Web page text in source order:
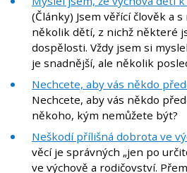
(Články) Jsem věřící člověk a
několik dětí, z nichž některé
dospělosti. Vždy jsem si
je snadnější, ale několik
Nechcete, aby vás někdo
Nechcete, aby vás někdo
někoho, kým nemůžete být?
Neškodí přílišná dobrota ve
věcí je správných „jen po
ve výchově a rodičovství.